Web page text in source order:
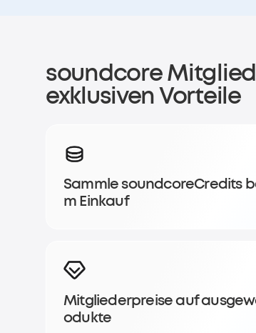
an
erhalte eine exklusive Belohnung.
Jetzt beitreten Anmelden
soundcore
exklusiven Vorteile
Sammle soundcoreCredits
m Einkauf
Mitgliederpreise auf
odukte